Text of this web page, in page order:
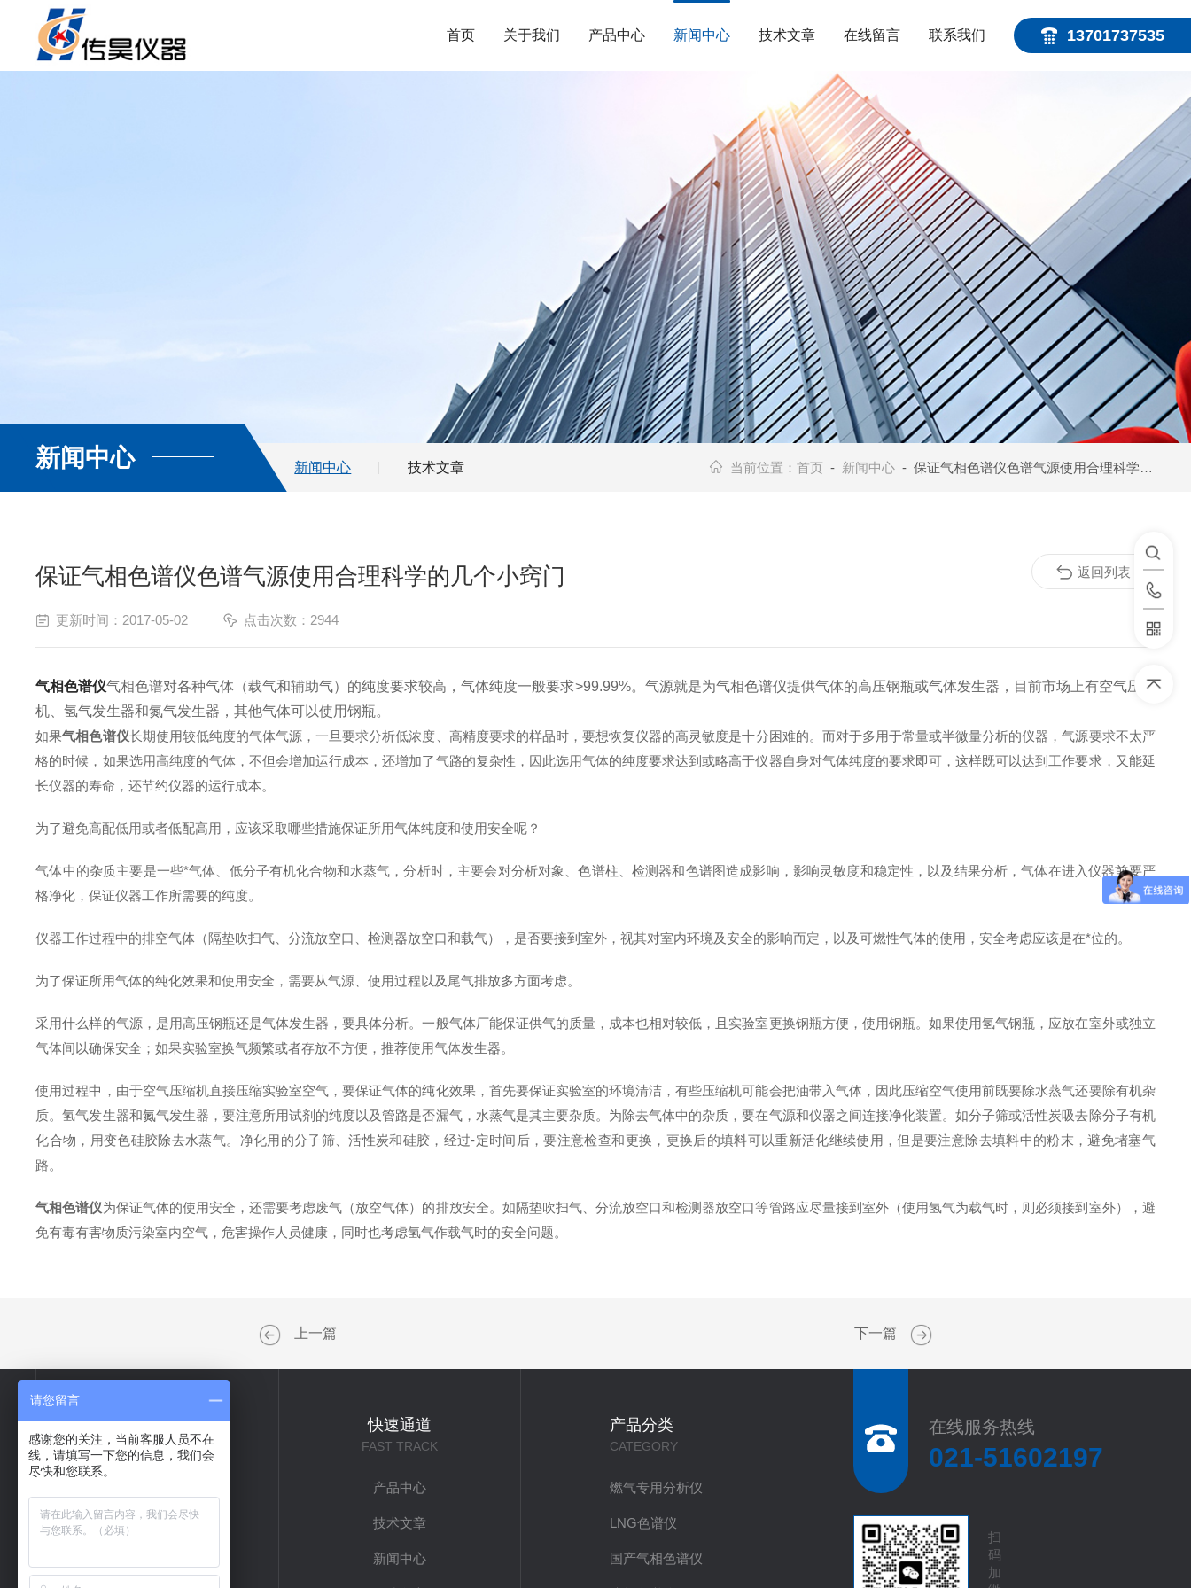
13701737535
首页 关于我们 产品中心 新闻中心 技术文章 在线留言 联系我们
新闻中心 新闻中心 技术文章 当前位置：首页 - 新闻中心 - 保证气相色谱仪色谱气源使用合理科学的几个小窍门
保证气相色谱仪色谱气源使用合理科学的几个小窍门
更新时间：2017-05-02 点击次数：2944
气相色谱仪气相色谱对各种气体（载气和辅助气）的纯度要求较高，气体纯度一般要求>99.99%。气源就是为气相色谱仪提供气体的高压钢瓶或气体发生器，目前市场上有空气压缩
机、氢气发生器和氮气发生器，其他气体可以使用钢瓶。
如果气相色谱仪长期使用较低纯度的气体气源，一旦要求分析低浓度、高精度要求的样品时，要想恢复仪器的高灵敏度是十分困难的。而对于多用于常量或半微量分析的仪器，气源要求不太严
格的时候，如果选用高纯度的气体，不但会增加运行成本，还增加了气路的复杂性，因此选用气体的纯度要求达到或略高于仪器自身对气体纯度的要求即可，这样既可以达到工作要求，又能延
长仪器的寿命，还节约仪器的运行成本。
为了避免高配低用或者低配高用，应该采取哪些措施保证所用气体纯度和使用安全呢？
气体中的杂质主要是一些*气体、低分子有机化合物和水蒸气，分析时，主要会对分析对象、色谱柱、检测器和色谱图造成影响，影响灵敏度和稳定性，以及结果分析，气体在进入仪器前要严
格净化，保证仪器工作所需要的纯度。
仪器工作过程中的排空气体（隔垫吹扫气、分流放空口、检测器放空口和载气），是否要接到室外，视其对室内环境及安全的影响而定，以及可燃性气体的使用，安全考虑应该是在*位的。
为了保证所用气体的纯化效果和使用安全，需要从气源、使用过程以及尾气排放多方面考虑。
采用什么样的气源，是用高压钢瓶还是气体发生器，要具体分析。一般气体厂能保证供气的质量，成本也相对较低，且实验室更换钢瓶方便，使用钢瓶。如果使用氢气钢瓶，应放在室外或独立
气体间以确保安全；如果实验室换气频繁或者存放不方便，推荐使用气体发生器。
使用过程中，由于空气压缩机直接压缩实验室空气，要保证气体的纯化效果，首先要保证实验室的环境清洁，有些压缩机可能会把油带入气体，因此压缩空气使用前既要除水蒸气还要除有机杂
质。氢气发生器和氮气发生器，要注意所用试剂的纯度以及管路是否漏气，水蒸气是其主要杂质。为除去气体中的杂质，要在气源和仪器之间连接净化装置。如分子筛或活性炭吸去除分子有机
化合物，用变色硅胶除去水蒸气。净化用的分子筛、活性炭和硅胶，经过-定时间后，要注意检查和更换，更换后的填料可以重新活化继续使用，但是要注意除去填料中的粉末，避免堵塞气
路。
气相色谱仪为保证气体的使用安全，还需要考虑废气（放空气体）的排放安全。如隔垫吹扫气、分流放空口和检测器放空口等管路应尽量接到室外（使用氢气为载气时，则必须接到室外），避
免有毒有害物质污染室内空气，危害操作人员健康，同时也考虑氢气作载气时的安全问题。
返回列表
上一篇 下一篇
关于我们
ABOUT US
企业文化
快速通道
FAST TRACK
产品中心
技术文章
新闻中心
产品分类
CATEGORY
燃气专用分析仪
LNG色谱仪
国产气相色谱仪
在线服务热线
021-51602197
扫
码
加
请您留言
感谢您的关注，当前客服人员不在
线，请填写一下您的信息，我们会
尽快和您联系。